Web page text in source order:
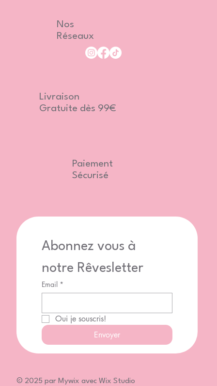
Abonnez vous à
notre Rêvesletter
Email *
Oui je souscris!
Envoyer
Nos
Réseaux
Livraison
Gratuite dès 99€
Paiement
Sécurisé
© 2025 par Mywix avec Wix Studio